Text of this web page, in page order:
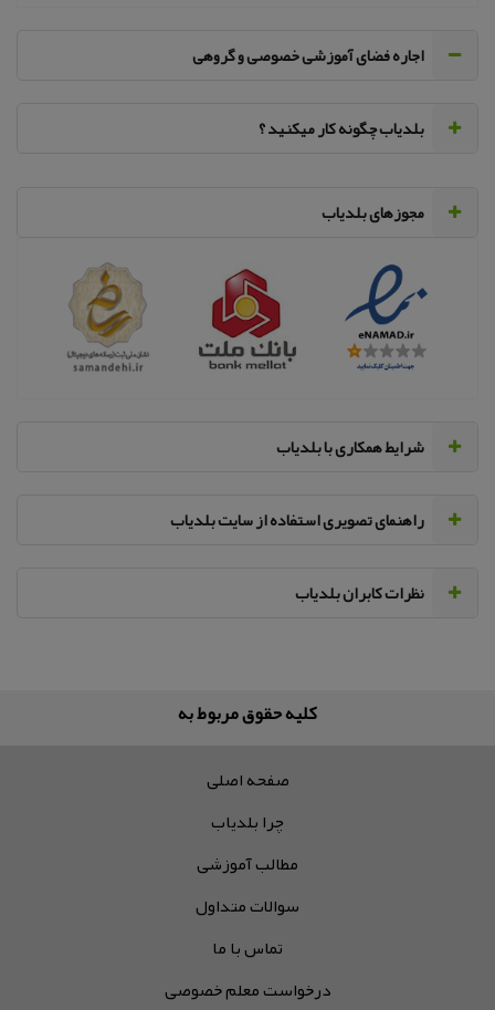
اجاره فضای آموزشی خصوصی و گروهی
‌بلدیاب چگونه کار میکنید ؟
مجوزهای بلدیاب
‌شرایط همکاری با بلدیاب
راهنمای تصویری استفاده از سایت بلدیاب
نظرات کابران بلدیاب
کلیه حقوق مربوط به آژانس تبلیغ
صفحه اصلی
چرا بلدیاب
مطالب آموزشی
سوالات متداول
تماس با ما
درخواست معلم خصوصی